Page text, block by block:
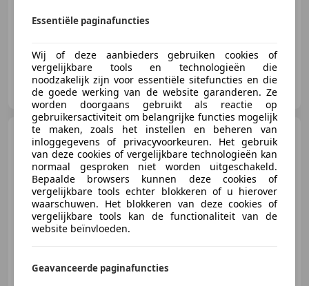
08/1990 126.376 km
RVL Auto's
NL-5741 SX BEEK EN DONK
Jeep Wrangler 4.0i Hardtop
TJ Automaat Airco Apple Car play
Matt
€ 25.945
07/2004 96.805 km Benzine
Essentiële paginafuncties
Wij of deze aanbieders gebruiken cookies of
vergelijkbare tools en technologieën die
noodzakelijk zijn voor essentiële sitefuncties en die
de goede werking van de website garanderen. Ze
worden doorgaans gebruikt als reactie op
gebruikersactiviteit om belangrijke functies mogelijk
te maken, zoals het instellen en beheren van
inloggegevens of privacyvoorkeuren. Het gebruik
van deze cookies of vergelijkbare technologieën kan
normaal gesproken niet worden uitgeschakeld.
Bepaalde browsers kunnen deze cookies of
vergelijkbare tools echter blokkeren of u hierover
waarschuwen. Het blokkeren van deze cookies of
vergelijkbare tools kan de functionaliteit van de
website beïnvloeden.
Geavanceerde paginafuncties